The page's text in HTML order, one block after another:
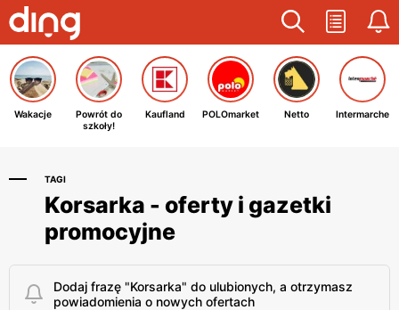
Wakacje
Powrót do
szkoły!
Kaufland POLOmarket Netto Intermarche
TAGI
Korsarka - oferty i gazetki
promocyjne
Dodaj frazę "Korsarka" do ulubionych, a otrzymasz
powiadomienia o nowych ofertach